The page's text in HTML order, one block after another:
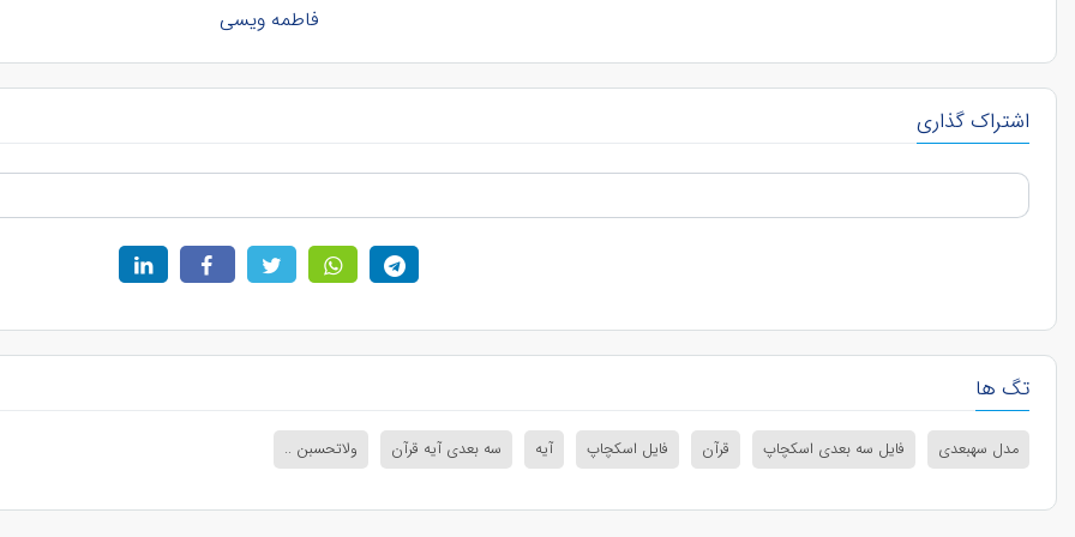
فاطمه ویسی
اشتراک گذاری
تگ ها
مدل سهبعدی فایل سه بعدی اسکچاپ قرآن فایل اسکچاپ آیه سه بعدی آیه قرآن ولاتحسبن ..